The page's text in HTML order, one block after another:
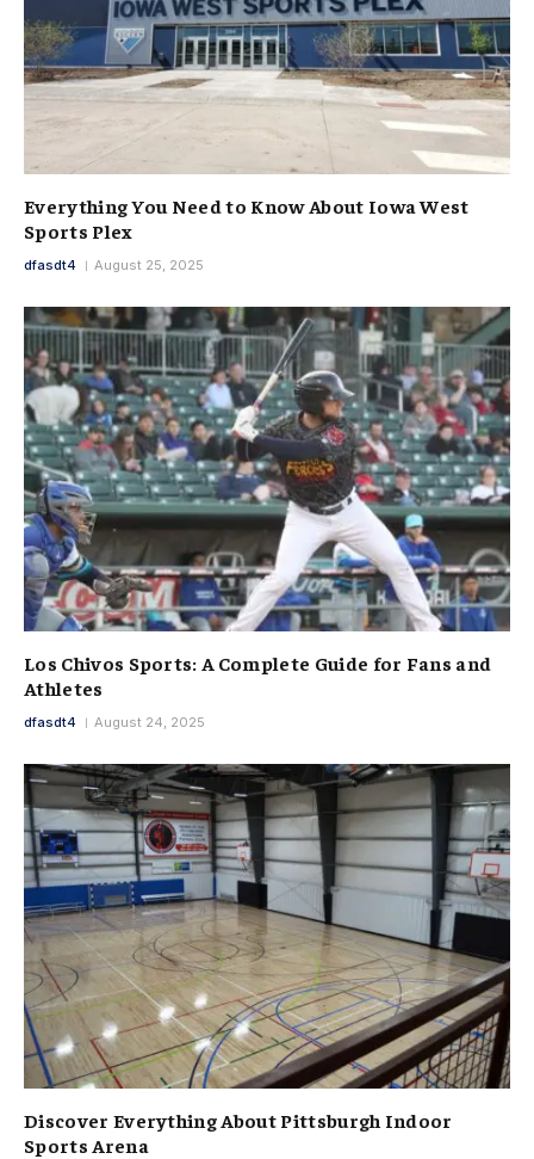
Everything You Need to Know About Iowa West
Sports Plex
dfasdt4 August 25, 2025
Los Chivos Sports: A Complete Guide for Fans and
Athletes
dfasdt4 August 24, 2025
Discover Everything About Pittsburgh Indoor
Sports Arena